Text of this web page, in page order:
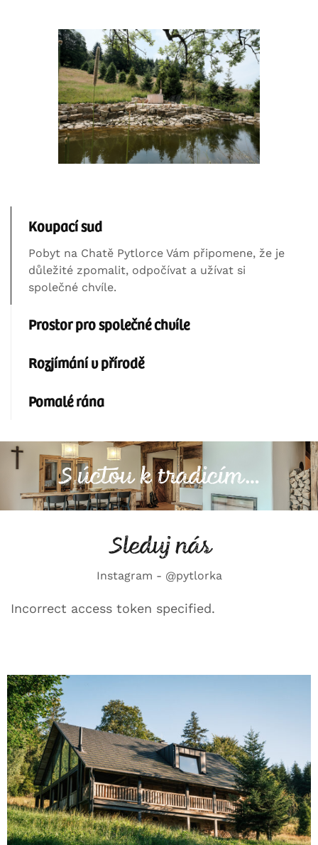
Koupací sud
Pobyt na Chatě Pytlorce Vám připomene, že je
důležité zpomalit, odpočívat a užívat si
společné chvíle.
Prostor pro společné chvíle
Rozjímání v přírodě
Pomalé rána
S úctou k tradicím…
Sleduj nás
Instagram - @pytlorka
Incorrect access token specified.